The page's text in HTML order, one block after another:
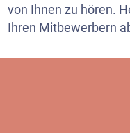
von Ihnen zu hören.
Ihren Mitbewerbern